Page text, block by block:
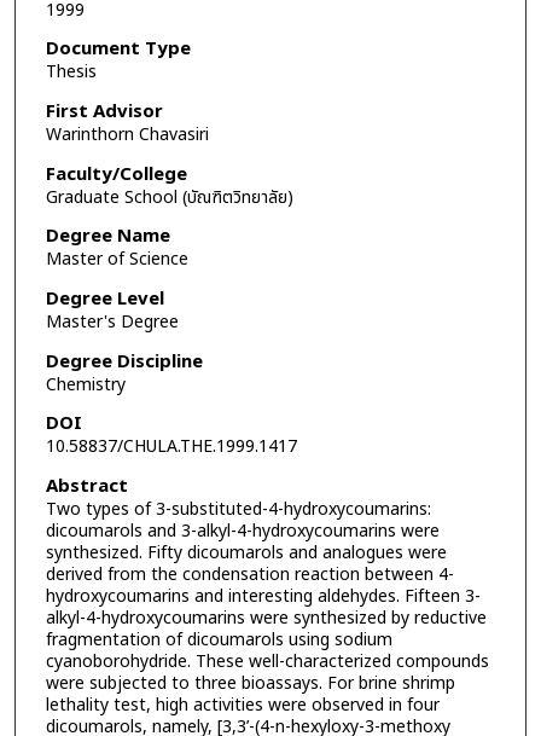
1999
Document Type
Thesis
First Advisor
Warinthorn Chavasiri
Faculty/College
Graduate School (บัณฑิตวิทยาลัย)
Degree Name
Master of Science
Degree Level
Master's Degree
Degree Discipline
Chemistry
DOI
10.58837/CHULA.THE.1999.1417
Abstract
Two types of 3-substituted-4-hydroxycoumarins:
dicoumarols and 3-alkyl-4-hydroxycoumarins were
synthesized. Fifty dicoumarols and analogues were
derived from the condensation reaction between 4-
hydroxycoumarins and interesting aldehydes. Fifteen 3-
alkyl-4-hydroxycoumarins were synthesized by reductive
fragmentation of dicoumarols using sodium
cyanoborohydride. These well-characterized compounds
were subjected to three bioassays. For brine shrimp
lethality test, high activities were observed in four
dicoumarols, namely, [3,3’-(4-n-hexyloxy-3-methoxy